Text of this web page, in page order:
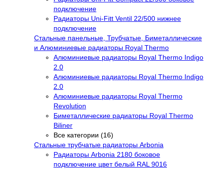
подключение
Радиаторы Uni-Fitt Ventil 22/500 нижнее
подключение
Стальные панельные, Трубчатые, Биметаллические
и Алюминиевые радиаторы Royal Thermo
Алюминиевые радиаторы Royal Thermo Indigo
2.0
Алюминиевые радиаторы Royal Thermo Indigo
2.0
Алюминиевые радиаторы Royal Thermo
Revolution
Биметаллические радиаторы Royal Thermo
Biliner
Все категории (16)
Стальные трубчатые радиаторы Arbonia
Радиаторы Arbonia 2180 боковое
подключение цвет белый RAL 9016